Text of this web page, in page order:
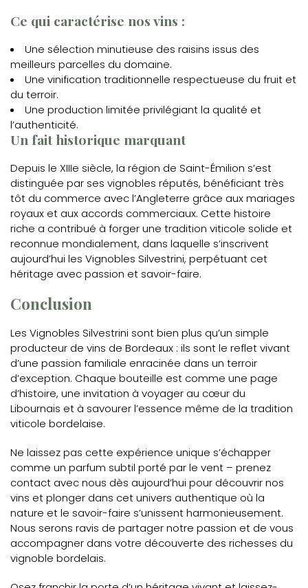
Ce qui caractérise nos vins :
Une sélection minutieuse des raisins issus des
meilleurs parcelles du domaine.
Une vinification traditionnelle respectueuse du fruit et
du terroir.
Une production limitée privilégiant la qualité et
l’authenticité.
Un fait historique marquant
Depuis le XIIIe siècle, la région de Saint-Émilion s’est
distinguée par ses vignobles réputés, bénéficiant très
tôt du commerce avec l’Angleterre grâce aux mariages
royaux et aux accords commerciaux. Cette histoire
riche a contribué à forger une tradition viticole solide et
reconnue mondialement, dans laquelle s’inscrivent
aujourd’hui les Vignobles Silvestrini, perpétuant cet
héritage avec passion et savoir-faire.
Conclusion
Les Vignobles Silvestrini sont bien plus qu’un simple
producteur de vins de Bordeaux : ils sont le reflet vivant
d’une passion familiale enracinée dans un terroir
d’exception. Chaque bouteille est comme une page
d’histoire, une invitation à voyager au cœur du
Libournais et à savourer l’essence même de la tradition
viticole bordelaise.
Ne laissez pas cette expérience unique s’échapper
comme un parfum subtil porté par le vent – prenez
contact avec nous dès aujourd’hui pour découvrir nos
vins et plonger dans cet univers authentique où la
nature et le savoir-faire s’unissent harmonieusement.
Nous serons ravis de partager notre passion et de vous
accompagner dans votre découverte des richesses du
vignoble bordelais.